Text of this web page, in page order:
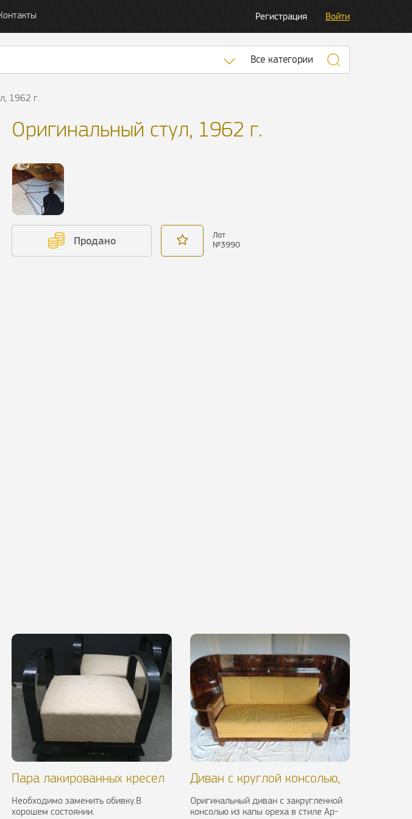
Регистрация Войти
Список категорий
Все категории
1962 г.
Оригинальный стул, 1962 г.
Продано
Лот
№3990
Пара лакированных кресел
Необходимо заменить обивку.В
хорошем состоянии.
Диван с круглой консолью,
Оригинальный диван с закругленной
консолью из капы ореха в стиле Ар-